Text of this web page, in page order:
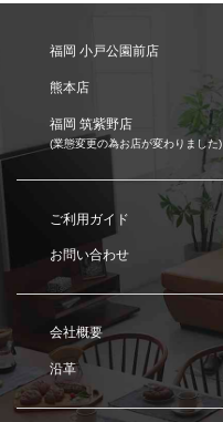
福岡 小戸公園前店
熊本店
福岡 筑紫野店
(業態変更の為お店が変わりました)
ご利用ガイド
お問い合わせ
会社概要
沿革